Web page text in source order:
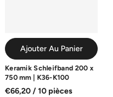
Ajouter Au Panier
Keramik Schleifband 200 x
750 mm | K36-K100
€66,20 / 10 pièces